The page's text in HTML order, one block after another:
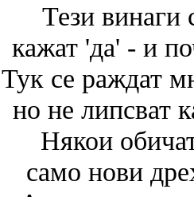
Тези винаги
кажат 'да' - и
Тук се раждат
но не липсват
Някои
само нови